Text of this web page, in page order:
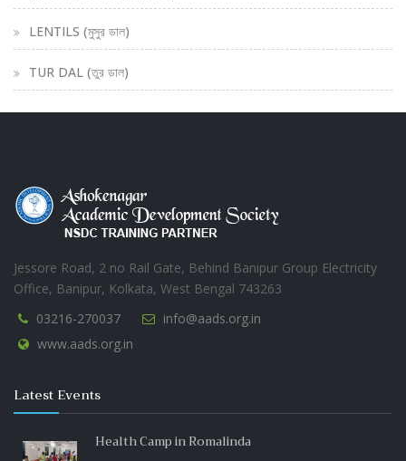
LENTILS (মুসুর ডাল)
TUR DAL (তুর ডাল)
PORI SHIRA (পড়ি শিরা)
SUSTHO PAN (সুস্থ পাণ)
SESAME OIL (তিলের তেল)
Jessore Road, 2 no Rail Gate, Behind Banipur Group Electricity
Office, Banipur, Kolkata, West Bengal 743263
03216-270037
info@aads.org.in
www.aads.org.in
Latest Events
Health Camp in Romalinda